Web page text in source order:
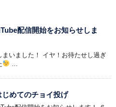
配信開始をお知らせしま
まいました！ イヤ！お待たせし過ぎ
めてのチョイ投げ